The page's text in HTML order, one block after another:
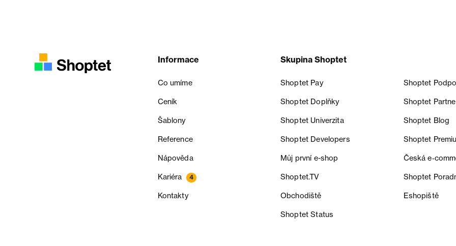
Informace
Co umíme
Ceník
Šablony
Reference
Nápověda
Kariéra 4
Kontakty
Skupina Shoptet
Shoptet Pay Shoptet
Shoptet Doplňky Shoptet
Shoptet Univerzita Shoptet Blog
Shoptet Developers Shoptet
Můj první e-shop Česká
Shoptet.TV Shoptet
Obchodiště Eshopiště
Shoptet Status